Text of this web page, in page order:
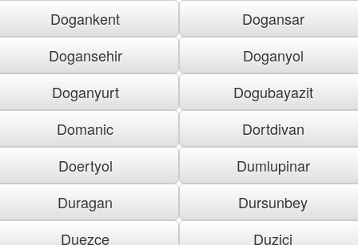
Dogankent
Dogansar
Dogansehir
Doganyol
Doganyurt
Dogubayazit
Domanic
Dortdivan
Doertyol
Dumlupinar
Duragan
Dursunbey
Duezce
Duzici